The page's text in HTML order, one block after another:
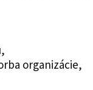
organizácie,